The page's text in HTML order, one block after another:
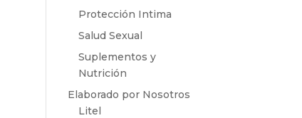
Protección Intima
Salud Sexual
Suplementos y
Nutrición
Elaborado por Nosotros
Litel